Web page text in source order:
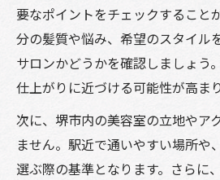
要なポイントをチェックすること
分の髪質や悩み、希望のスタイル
サロンかどうかを確認しましょう
仕上がりに近づける可能性が高まり
次に、堺市内の美容室の立地やア
ません。駅近で通いやすい場所や
選ぶ際の基準となります。さらに